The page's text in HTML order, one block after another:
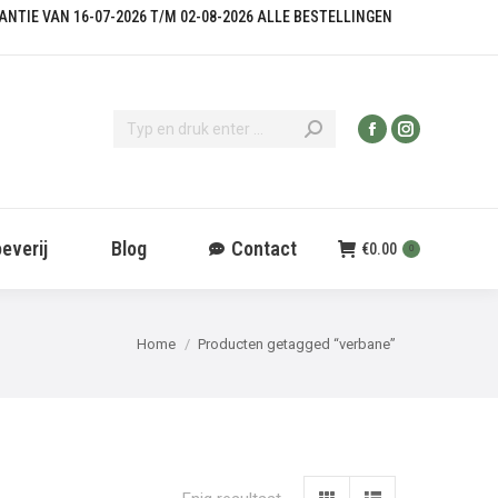
VAN 16-07-2026 T/M 02-08-2026 ALLE BESTELLINGEN
Blog Contact €0.00 0
Je bent hier:
Home Producten getagged “verbane”